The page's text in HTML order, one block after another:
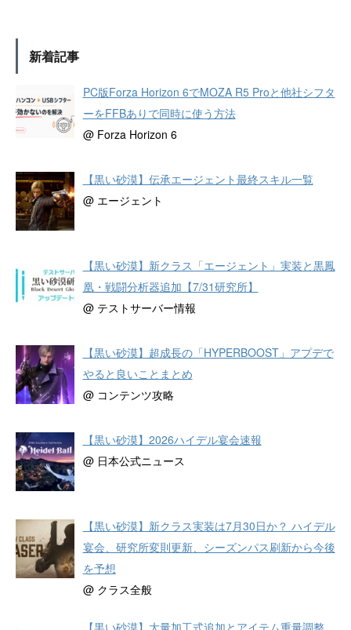
新着記事
PC版Forza Horizon 6でMOZA R5 Proと他社シフタ
ーをFFBありで同時に使う方法
@ Forza Horizon 6
【黒い砂漠】伝承エージェント最終スキル一覧
@ エージェント
【黒い砂漠】新クラス「エージェント」実装と黒鳳
凰・戦闘分析器追加【7/31研究所】
@ テストサーバー情報
【黒い砂漠】超成長の「HYPERBOOST」アプデで
やると良いことまとめ
@ コンテンツ攻略
【黒い砂漠】2026ハイデル宴会速報
@ 日本公式ニュース
【黒い砂漠】新クラス実装は7月30日か？ ハイデル
宴会、研究所変則更新、シーズンパス刷新から今後
を予想
@ クラス全般